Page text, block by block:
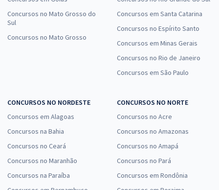
Concursos no Mato Grosso do
Sul
Concursos no Mato Grosso
Concursos em Santa Catarina
Concursos no Espírito Santo
Concursos em Minas Gerais
Concursos no Rio de Janeiro
Concursos em São Paulo
CONCURSOS NO NORDESTE
Concursos em Alagoas
Concursos na Bahia
Concursos no Ceará
Concursos no Maranhão
Concursos na Paraíba
CONCURSOS NO NORTE
Concursos no Acre
Concursos no Amazonas
Concursos no Amapá
Concursos no Pará
Concursos em Rondônia